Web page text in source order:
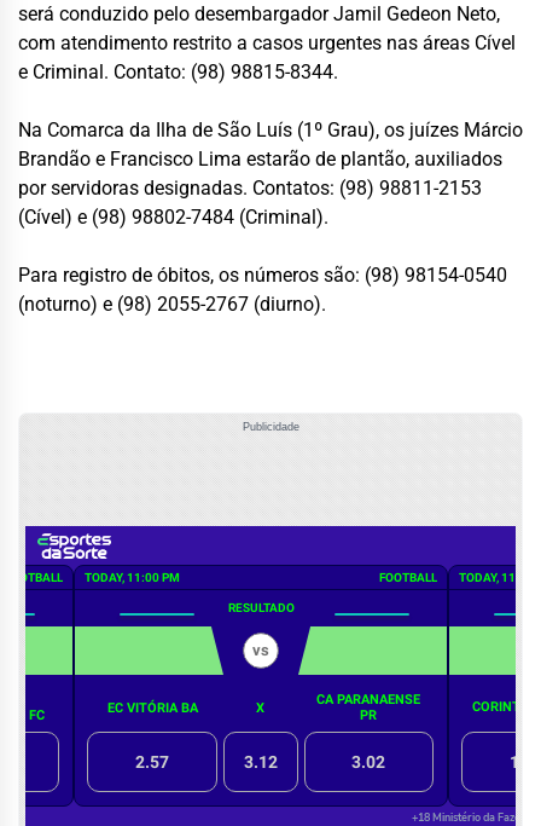
será conduzido pelo desembargador Jamil Gedeon Neto,
com atendimento restrito a casos urgentes nas áreas Cível
e Criminal. Contato: (98) 98815-8344.
Na Comarca da Ilha de São Luís (1º Grau), os juízes Márcio
Brandão e Francisco Lima estarão de plantão, auxiliados
por servidoras designadas. Contatos: (98) 98811-2153
(Cível) e (98) 98802-7484 (Criminal).
Para registro de óbitos, os números são: (98) 98154-0540
(noturno) e (98) 2055-2767 (diurno).
Publicidade